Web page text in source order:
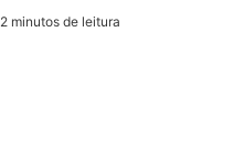
2 minutos de leitura